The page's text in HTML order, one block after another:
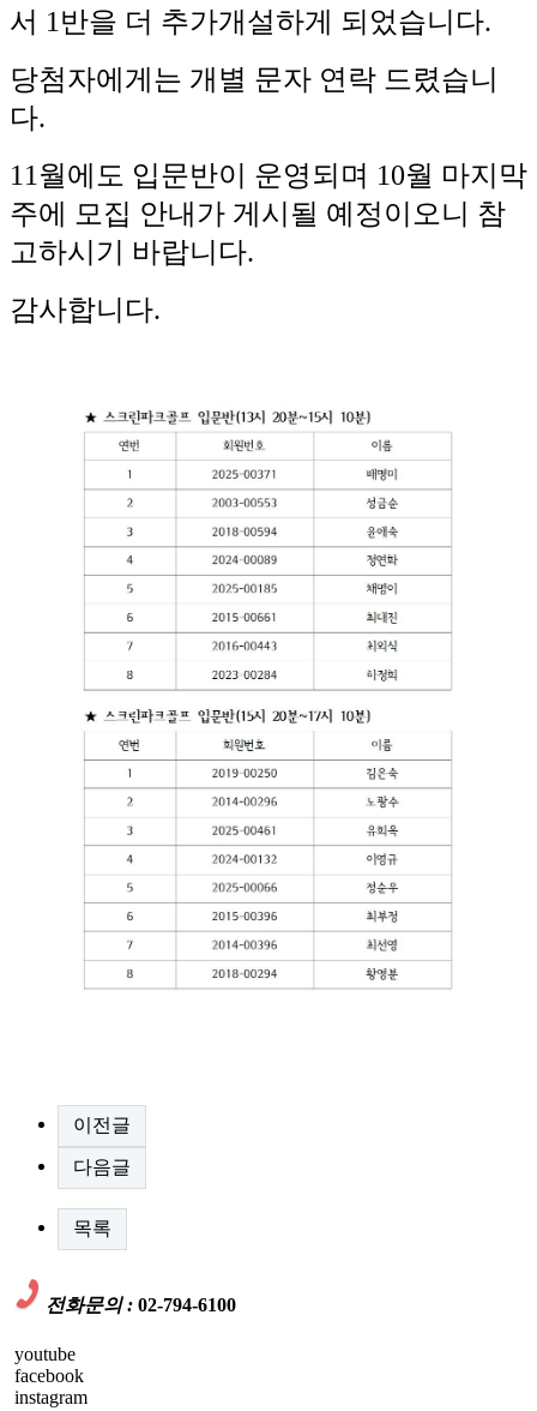
서 1반을 더 추가개설하게 되었습니다.
당첨자에게는 개별 문자 연락 드렸습니
다.
11월에도 입문반이 운영되며 10월 마지막
주에 모집 안내가 게시될 예정이오니 참
고하시기 바랍니다.
감사합니다.
이전글
다음글
목록
전화문의 : 02-794-6100
youtube
facebook
instagram